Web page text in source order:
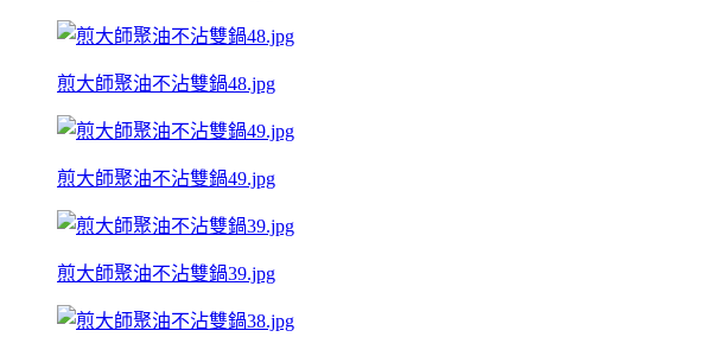
煎大師聚油不沾雙鍋48.jpg
煎大師聚油不沾雙鍋49.jpg
煎大師聚油不沾雙鍋39.jpg